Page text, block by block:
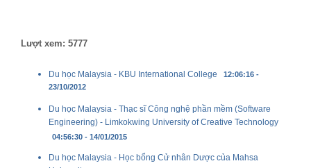
Lượt xem: 5777
Du học Malaysia - KBU International College 12:06:16 -
23/10/2012
Du học Malaysia - Thạc sĩ Công nghệ phần mềm (Software
Engineering) - Limkokwing University of Creative Technology
04:56:30 - 14/01/2015
Du học Malaysia - Học bổng Cử nhân Dược của Mahsa